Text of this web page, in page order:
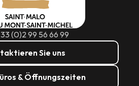
(0)2 99 56 66 99
Sie uns
& Öffnungszeiten